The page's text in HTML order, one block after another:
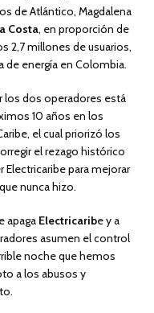
de Atlántico, Magdalena
Costa, en proporción de
2,7 millones de usuarios,
de energía en Colombia.
los dos operadores está
10 años en los
el cual priorizó los
el rezago histórico
Electricaribe para mejorar
nunca hizo.
apaga Electricaribe y a
asumen el control
noche que hemos
a los abusos y